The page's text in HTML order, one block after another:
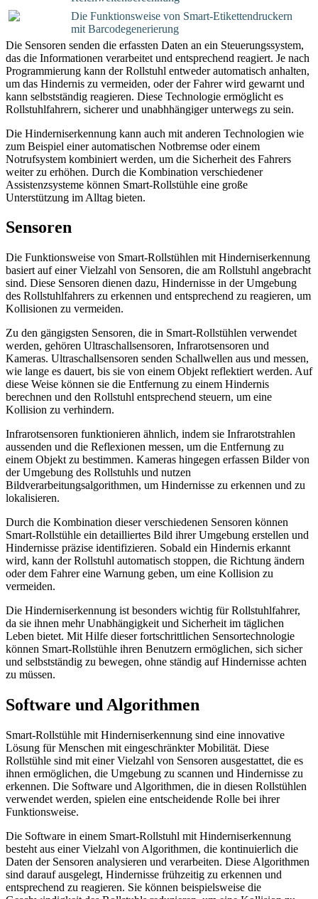
Die Funktionsweise von Smart-Etikettendruckern
mit Barcodegenerierung
Die Sensoren senden die erfassten Daten an ein Steuerungssystem,
das die Informationen verarbeitet und entsprechend reagiert. Je nach
Programmierung kann der Rollstuhl entweder automatisch anhalten,
um das Hindernis zu vermeiden, oder der Fahrer wird gewarnt und
kann selbstständig reagieren. Diese Technologie ermöglicht es
Rollstuhlfahrern, sicherer und unabhhängiger unterwegs zu sein.
Die Hinderniserkennung kann auch mit anderen Technologien wie
zum Beispiel einer automatischen Notbremse oder einem
Notrufsystem kombiniert werden, um die Sicherheit des Fahrers
weiter zu erhöhen. Durch die Kombination verschiedener
Assistenzsysteme können Smart-Rollstühle eine große
Unterstützung im Alltag bieten.
Sensoren
Die Funktionsweise von Smart-Rollstühlen mit Hinderniserkennung
basiert auf einer Vielzahl von Sensoren, die am Rollstuhl angebracht
sind. Diese Sensoren dienen dazu, Hindernisse in der Umgebung
des Rollstuhlfahrers zu erkennen und entsprechend zu reagieren, um
Kollisionen zu vermeiden.
Zu den gängigsten Sensoren, die in Smart-Rollstühlen verwendet
werden, gehören Ultraschallsensoren, Infrarotsensoren und
Kameras. Ultraschallsensoren senden Schallwellen aus und messen,
wie lange es dauert, bis sie von einem Objekt reflektiert werden. Auf
diese Weise können sie die Entfernung zu einem Hindernis
berechnen und den Rollstuhl entsprechend steuern, um eine
Kollision zu verhindern.
Infrarotsensoren funktionieren ähnlich, indem sie Infrarotstrahlen
aussenden und die Reflexionen messen, um die Entfernung zu
einem Objekt zu bestimmen. Kameras hingegen erfassen Bilder von
der Umgebung des Rollstuhls und nutzen
Bildverarbeitungsalgorithmen, um Hindernisse zu erkennen und zu
lokalisieren.
Durch die Kombination dieser verschiedenen Sensoren können
Smart-Rollstühle ein detailliertes Bild ihrer Umgebung erstellen und
Hindernisse präzise identifizieren. Sobald ein Hindernis erkannt
wird, kann der Rollstuhl automatisch stoppen, die Richtung ändern
oder dem Fahrer eine Warnung geben, um eine Kollision zu
vermeiden.
Die Hinderniserkennung ist besonders wichtig für Rollstuhlfahrer,
da sie ihnen mehr Unabhängigkeit und Sicherheit im täglichen
Leben bietet. Mit Hilfe dieser fortschrittlichen Sensortechnologie
können Smart-Rollstühle ihren Benutzern ermöglichen, sich sicher
und selbstständig zu bewegen, ohne ständig auf Hindernisse achten
zu müssen.
Software und Algorithmen
Smart-Rollstühle mit Hinderniserkennung sind eine innovative
Lösung für Menschen mit eingeschränkter Mobilität. Diese
Rollstühle sind mit einer Vielzahl von Sensoren ausgestattet, die es
ihnen ermöglichen, die Umgebung zu scannen und Hindernisse zu
erkennen. Die Software und Algorithmen, die in diesen Rollstühlen
verwendet werden, spielen eine entscheidende Rolle bei ihrer
Funktionsweise.
Die Software in einem Smart-Rollstuhl mit Hinderniserkennung
besteht aus einer Vielzahl von Algorithmen, die kontinuierlich die
Daten der Sensoren analysieren und verarbeiten. Diese Algorithmen
sind darauf ausgelegt, Hindernisse frühzeitig zu erkennen und
entsprechend zu reagieren. Sie können beispielsweise die